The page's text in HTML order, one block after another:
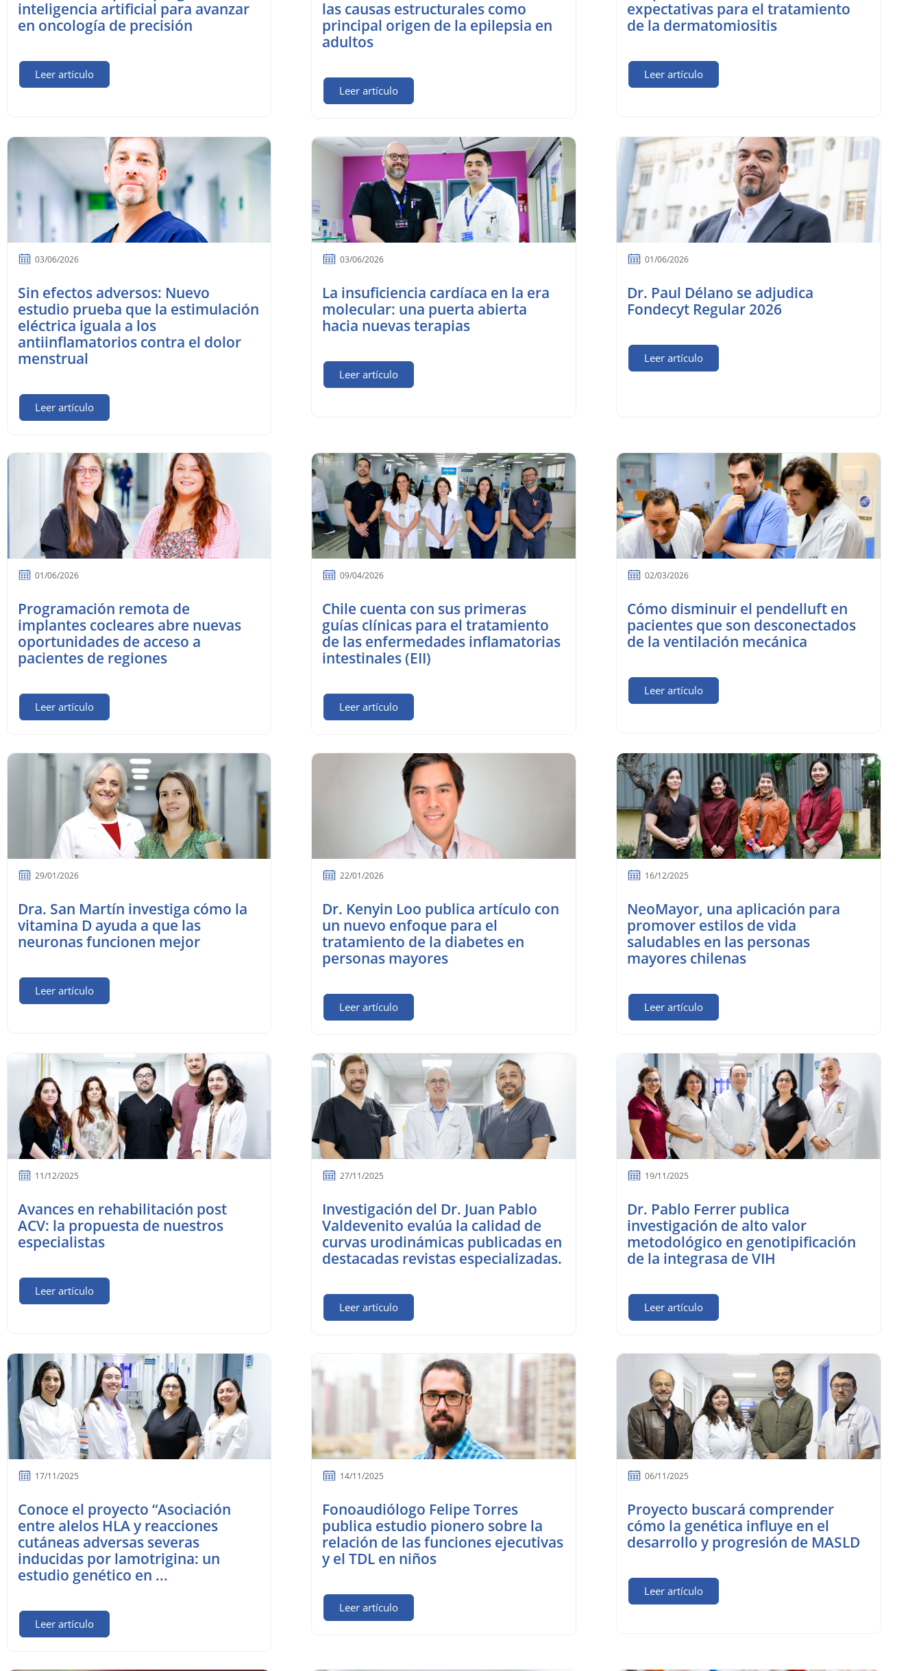
inteligencia artificial para avanzar
en oncología de precisión
Leer artículo
las causas estructurales como
principal origen de la epilepsia en
adultos
Leer artículo
expectativas para el tratamiento
de la dermatomiositis
Leer artículo
03/06/2026
Sin efectos adversos: Nuevo
estudio prueba que la estimulación
eléctrica iguala a los
antiinflamatorios contra el dolor
menstrual
Leer artículo
03/06/2026
La insuficiencia cardíaca en la era
molecular: una puerta abierta
hacia nuevas terapias
Leer artículo
01/06/2026
Dr. Paul Délano se adjudica
Fondecyt Regular 2026
Leer artículo
01/06/2026
Programación remota de
implantes cocleares abre nuevas
oportunidades de acceso a
pacientes de regiones
Leer artículo
09/04/2026
Chile cuenta con sus primeras
guías clínicas para el tratamiento
de las enfermedades inflamatorias
intestinales (EII)
Leer artículo
02/03/2026
Cómo disminuir el pendelluft en
pacientes que son desconectados
de la ventilación mecánica
Leer artículo
29/01/2026
Dra. San Martín investiga cómo la
vitamina D ayuda a que las
neuronas funcionen mejor
Leer artículo
22/01/2026
Dr. Kenyin Loo publica artículo con
un nuevo enfoque para el
tratamiento de la diabetes en
personas mayores
Leer artículo
16/12/2025
NeoMayor, una aplicación para
promover estilos de vida
saludables en las personas
mayores chilenas
Leer artículo
11/12/2025
Avances en rehabilitación post
ACV: la propuesta de nuestros
especialistas
Leer artículo
27/11/2025
Investigación del Dr. Juan Pablo
Valdevenito evalúa la calidad de
curvas urodinámicas publicadas en
destacadas revistas especializadas.
Leer artículo
19/11/2025
Dr. Pablo Ferrer publica
investigación de alto valor
metodológico en genotipificación
de la integrasa de VIH
Leer artículo
17/11/2025
Conoce el proyecto “Asociación
entre alelos HLA y reacciones
cutáneas adversas severas
inducidas por lamotrigina: un
estudio genético en ...
Leer artículo
14/11/2025
Fonoaudiólogo Felipe Torres
publica estudio pionero sobre la
relación de las funciones ejecutivas
y el TDL en niños
Leer artículo
06/11/2025
Proyecto buscará comprender
cómo la genética influye en el
desarrollo y progresión de MASLD
Leer artículo